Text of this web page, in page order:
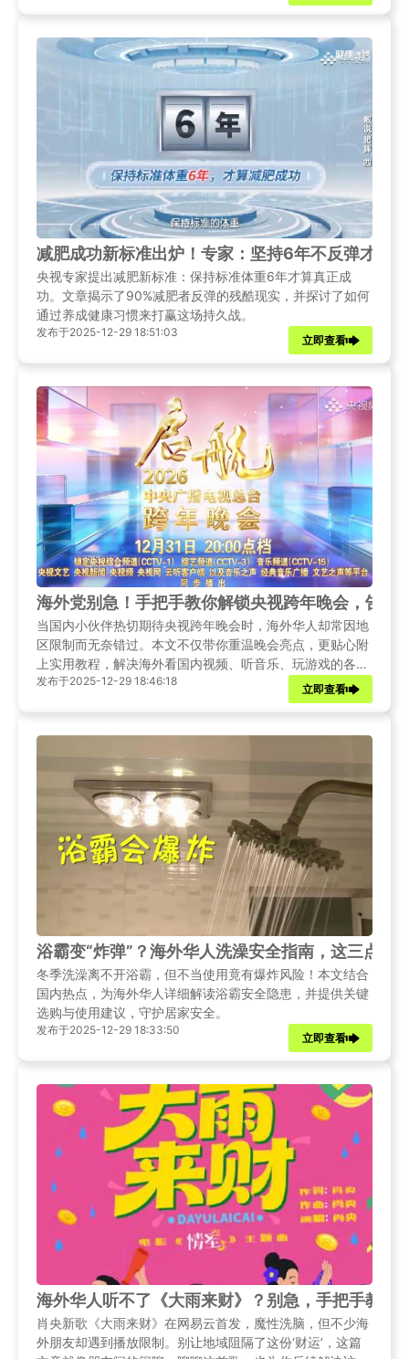
减肥成功新标准出炉！专家：坚持6年不反弹才算
央视专家提出减肥新标准：保持标准体重6年才算真正成
功。文章揭示了90%减肥者反弹的残酷现实，并探讨了如何
通过养成健康习惯来打赢这场持久战。
发布于2025-12-29 18:51:03
立即查看
海外党别急！手把手教你解锁央视跨年晚会，告别
当国内小伙伴热切期待央视跨年晚会时，海外华人却常因地
区限制而无奈错过。本文不仅带你重温晚会亮点，更贴心附
上实用教程，解决海外看国内视频、听音乐、玩游戏的各种
网络难题，让你无论身在何处，都能与家乡同步跨年。
发布于2025-12-29 18:46:18
立即查看
浴霸变“炸弹”？海外华人洗澡安全指南，这三点千
冬季洗澡离不开浴霸，但不当使用竟有爆炸风险！本文结合
国内热点，为海外华人详细解读浴霸安全隐患，并提供关键
选购与使用建议，守护居家安全。
发布于2025-12-29 18:33:50
立即查看
海外华人听不了《大雨来财》？别急，手把手教你
肖央新歌《大雨来财》在网易云首发，魔性洗脑，但不少海
外朋友却遇到播放限制。别让地域阻隔了这份‘财运’，这篇